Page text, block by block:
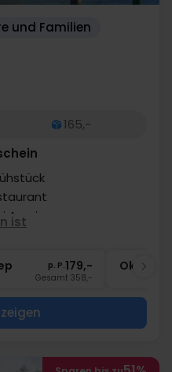
und Familien
165,-
ist
p. P.179,-
Gesamt 358,-
Okt